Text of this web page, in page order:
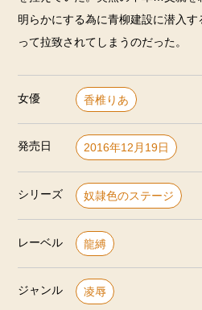
明らかにする為に青柳建設に潜入
って拉致されてしまうのだった。
女優 香椎りあ
発売日 2016年12月19日
シリーズ 奴隷色のステージ
レーベル 龍縛
ジャンル 凌辱